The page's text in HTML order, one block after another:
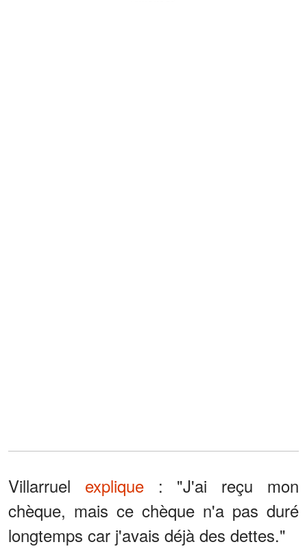
Villarruel explique: "J'ai reçu mon
chèque, mais ce chèque n'a pas duré
longtemps car j'avais déjà des dettes."